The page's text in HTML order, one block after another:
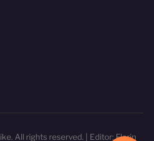
All rights reserved. | Editor: Florin